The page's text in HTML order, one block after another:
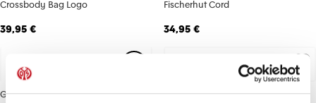
Crossbody Bag Logo
39,95 €
Fischerhut Cord
34,95 €
Gartenzwerg Rhein Heimshorts 26/27 Herren